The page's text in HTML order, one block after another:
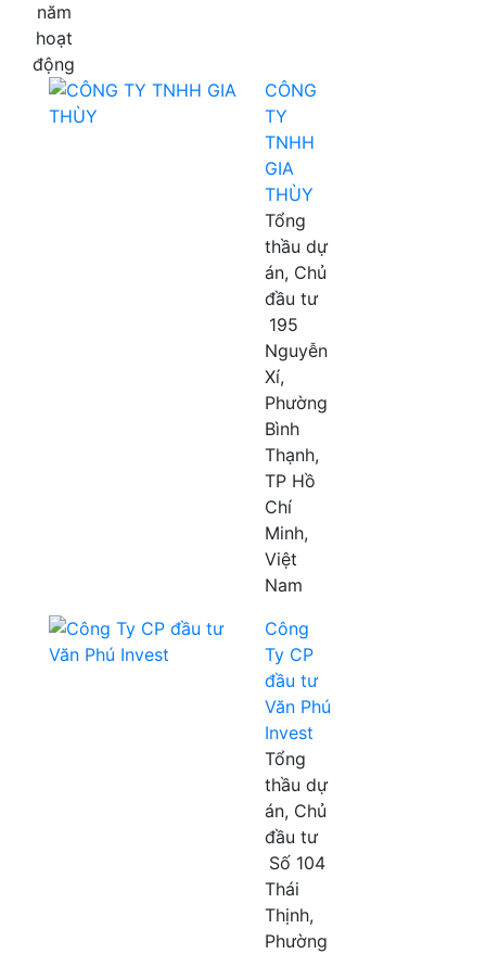
năm
hoạt
động
CÔNG
TY
TNHH
GIA
THÙY
Tổng
thầu dự
án, Chủ
đầu tư
195
Nguyễn
Xí,
Phường
Bình
Thạnh,
TP Hồ
Chí
Minh,
Việt
Nam
Công
Ty CP
đầu tư
Văn Phú
Invest
Tổng
thầu dự
án, Chủ
đầu tư
Số 104
Thái
Thịnh,
Phường